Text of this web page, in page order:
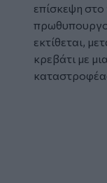
επίσκεψη
εκτίθεται,
κρεβάτι με